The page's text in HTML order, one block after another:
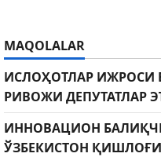
MAQOLALAR
ИСЛОҲОТЛАР ИЖРОСИ
РИВОЖИ ДЕПУТАТЛАР
ИННОВАЦИОН
ЎЗБЕКИСТОН